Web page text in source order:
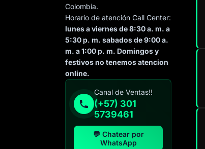
Colombia.
Horario de atención Call Center:
lunes a viernes de 8:30 a. m. a
5:30 p. m. sabados de 9:00 a.
m. a 1:00 p. m. Domingos y
festivos no tenemos atencion
online.
Canal de Ventas!!
(+57) 301
5739461
💬 Chatear por
WhatsApp
Especialista de operación
sistémica